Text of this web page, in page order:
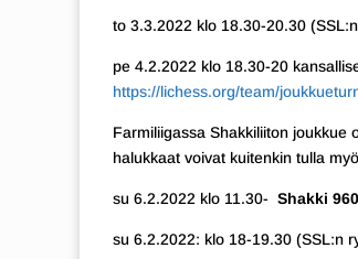
to 3.3.2022 klo 18.30-20.30
pe 4.2.2022 klo 18.30-20
https://lichess.org/team/
Farmiliigassa Shakkiliiton joukkue
halukkaat voivat kuitenkin tulla
su 6.2.2022 klo 11.30- Shakki
su 6.2.2022: klo 18-19.30 (SSL:n